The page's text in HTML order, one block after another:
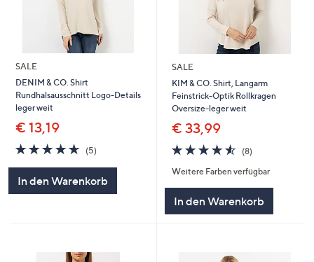
SALE
DENIM & CO. Shirt
Rundhalsausschnitt Logo-Details
leger weit
€ 13,19
4.6
von
(5)5
In den Warenkorb
SALE
KIM & CO. Shirt, Langarm
Feinstrick-Optik Rollkragen
Oversize-leger weit
€ 33,99
4.5
von
5
(8)8
Weitere Farben verfügbar
In den Warenkorb